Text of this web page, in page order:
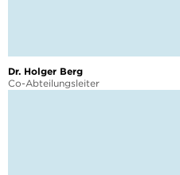
Dr. Holger Berg
Co-Abteilungsleiter